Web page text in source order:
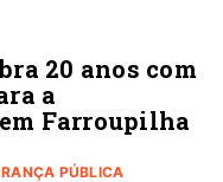
20 anos com
a
Farroupilha
PÚBLICA